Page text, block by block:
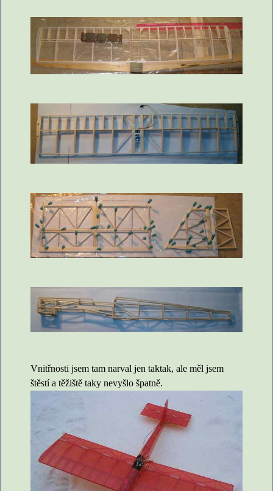
Vnitřnosti jsem tam narval jen taktak, ale měl jsem
štěstí a těžiště taky nevyšlo špatně.